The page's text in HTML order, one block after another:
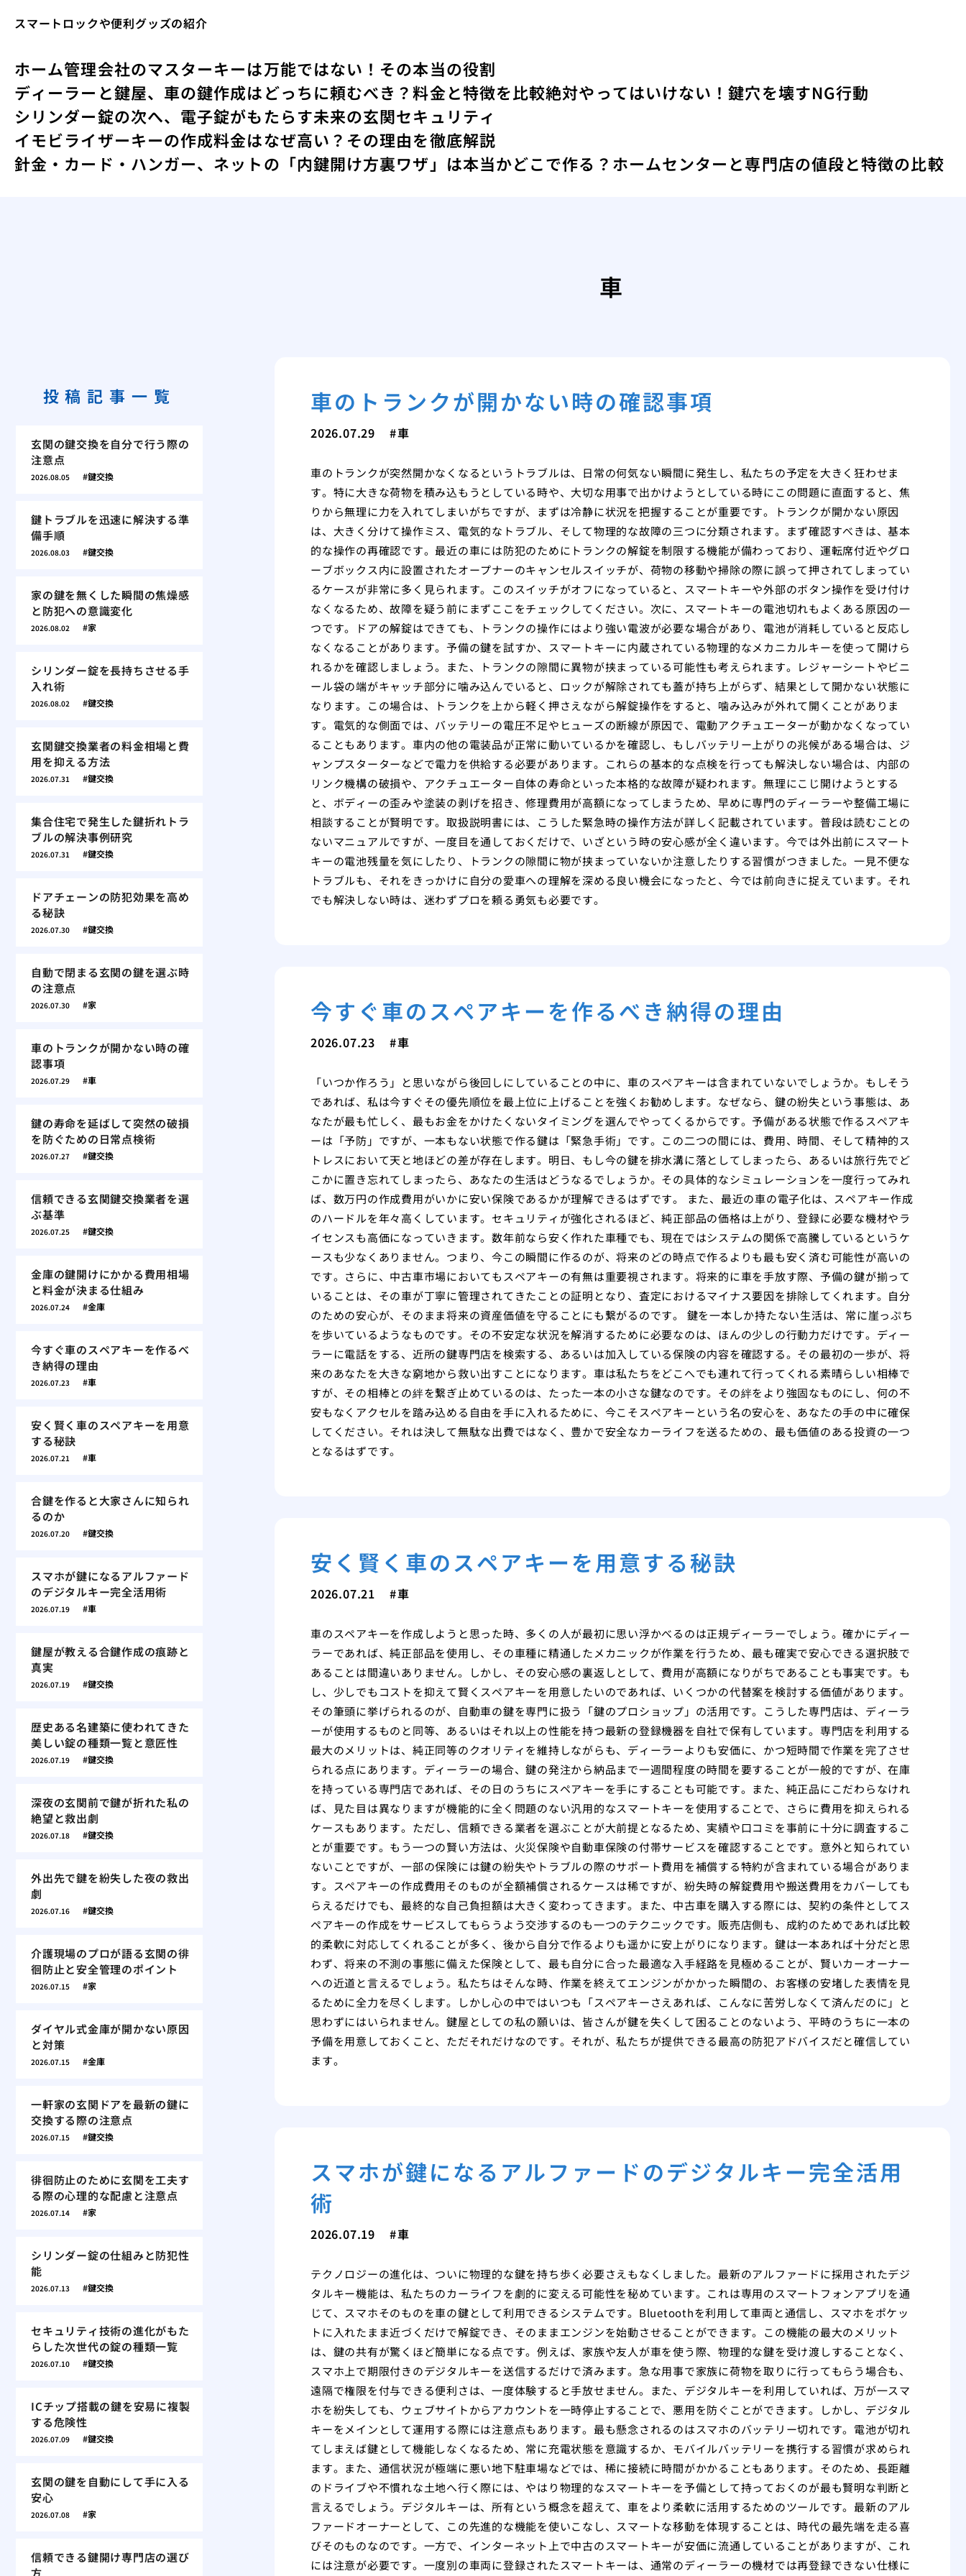
スマートロックや便利グッズの紹介
ホーム管理会社のマスターキーは万能ではない！その本当の役割
ディーラーと鍵屋、車の鍵作成はどっちに頼むべき？料金と特徴を比較絶対やってはいけない！鍵穴を壊すNG行動
シリンダー錠の次へ、電子錠がもたらす未来の玄関セキュリティ
イモビライザーキーの作成料金はなぜ高い？その理由を徹底解説
針金・カード・ハンガー、ネットの「内鍵開け方裏ワザ」は本当かどこで作る？ホームセンターと専門店の値段と特徴の比較
車
車のトランクが開かない時の確認事項
2026.07.29 車
車のトランクが突然開かなくなるというトラブルは、日常の何気ない瞬間に発生し、私たちの予定を大きく狂わせま
す。特に大きな荷物を積み込もうとしている時や、大切な用事で出かけようとしている時にこの問題に直面すると、焦
りから無理に力を入れてしまいがちですが、まずは冷静に状況を把握することが重要です。トランクが開かない原因
は、大きく分けて操作ミス、電気的なトラブル、そして物理的な故障の三つに分類されます。まず確認すべきは、基本
的な操作の再確認です。最近の車には防犯のためにトランクの解錠を制限する機能が備わっており、運転席付近やグロ
ーブボックス内に設置されたオープナーのキャンセルスイッチが、荷物の移動や掃除の際に誤って押されてしまってい
るケースが非常に多く見られます。このスイッチがオフになっていると、スマートキーや外部のボタン操作を受け付け
なくなるため、故障を疑う前にまずここをチェックしてください。次に、スマートキーの電池切れもよくある原因の一
つです。ドアの解錠はできても、トランクの操作にはより強い電波が必要な場合があり、電池が消耗していると反応し
なくなることがあります。予備の鍵を試すか、スマートキーに内蔵されている物理的なメカニカルキーを使って開けら
れるかを確認しましょう。また、トランクの隙間に異物が挟まっている可能性も考えられます。レジャーシートやビニ
ール袋の端がキャッチ部分に噛み込んでいると、ロックが解除されても蓋が持ち上がらず、結果として開かない状態に
なります。この場合は、トランクを上から軽く押さえながら解錠操作をすると、噛み込みが外れて開くことがありま
す。電気的な側面では、バッテリーの電圧不足やヒューズの断線が原因で、電動アクチュエーターが動かなくなってい
ることもあります。車内の他の電装品が正常に動いているかを確認し、もしバッテリー上がりの兆候がある場合は、ジ
ャンプスターターなどで電力を供給する必要があります。これらの基本的な点検を行っても解決しない場合は、内部の
リンク機構の破損や、アクチュエーター自体の寿命といった本格的な故障が疑われます。無理にこじ開けようとする
と、ボディーの歪みや塗装の剥げを招き、修理費用が高額になってしまうため、早めに専門のディーラーや整備工場に
相談することが賢明です。取扱説明書には、こうした緊急時の操作方法が詳しく記載されています。普段は読むことの
ないマニュアルですが、一度目を通しておくだけで、いざという時の安心感が全く違います。今では外出前にスマート
キーの電池残量を気にしたり、トランクの隙間に物が挟まっていないか注意したりする習慣がつきました。一見不便な
トラブルも、それをきっかけに自分の愛車への理解を深める良い機会になったと、今では前向きに捉えています。それ
でも解決しない時は、迷わずプロを頼る勇気も必要です。
今すぐ車のスペアキーを作るべき納得の理由
2026.07.23 車
「いつか作ろう」と思いながら後回しにしていることの中に、車のスペアキーは含まれていないでしょうか。もしそう
であれば、私は今すぐその優先順位を最上位に上げることを強くお勧めします。なぜなら、鍵の紛失という事態は、あ
なたが最も忙しく、最もお金をかけたくないタイミングを選んでやってくるからです。予備がある状態で作るスペアキ
ーは「予防」ですが、一本もない状態で作る鍵は「緊急手術」です。この二つの間には、費用、時間、そして精神的ス
トレスにおいて天と地ほどの差が存在します。明日、もし今の鍵を排水溝に落としてしまったら、あるいは旅行先でど
こかに置き忘れてしまったら、あなたの生活はどうなるでしょうか。その具体的なシミュレーションを一度行ってみれ
ば、数万円の作成費用がいかに安い保険であるかが理解できるはずです。 また、最近の車の電子化は、スペアキー作成
のハードルを年々高くしています。セキュリティが強化されるほど、純正部品の価格は上がり、登録に必要な機材やラ
イセンスも高価になっていきます。数年前なら安く作れた車種でも、現在ではシステムの関係で高騰しているというケ
ースも少なくありません。つまり、今この瞬間に作るのが、将来のどの時点で作るよりも最も安く済む可能性が高いの
です。さらに、中古車市場においてもスペアキーの有無は重要視されます。将来的に車を手放す際、予備の鍵が揃って
いることは、その車が丁寧に管理されてきたことの証明となり、査定におけるマイナス要因を排除してくれます。自分
のための安心が、そのまま将来の資産価値を守ることにも繋がるのです。 鍵を一本しか持たない生活は、常に崖っぷち
を歩いているようなものです。その不安定な状況を解消するために必要なのは、ほんの少しの行動力だけです。ディー
ラーに電話をする、近所の鍵専門店を検索する、あるいは加入している保険の内容を確認する。その最初の一歩が、将
来のあなたを大きな窮地から救い出すことになります。車は私たちをどこへでも連れて行ってくれる素晴らしい相棒で
すが、その相棒との絆を繋ぎ止めているのは、たった一本の小さな鍵なのです。その絆をより強固なものにし、何の不
安もなくアクセルを踏み込める自由を手に入れるために、今こそスペアキーという名の安心を、あなたの手の中に確保
してください。それは決して無駄な出費ではなく、豊かで安全なカーライフを送るための、最も価値のある投資の一つ
となるはずです。
安く賢く車のスペアキーを用意する秘訣
2026.07.21 車
車のスペアキーを作成しようと思った時、多くの人が最初に思い浮かべるのは正規ディーラーでしょう。確かにディー
ラーであれば、純正部品を使用し、その車種に精通したメカニックが作業を行うため、最も確実で安心できる選択肢で
あることは間違いありません。しかし、その安心感の裏返しとして、費用が高額になりがちであることも事実です。も
し、少しでもコストを抑えて賢くスペアキーを用意したいのであれば、いくつかの代替案を検討する価値があります。
その筆頭に挙げられるのが、自動車の鍵を専門に扱う「鍵のプロショップ」の活用です。こうした専門店は、ディーラ
ーが使用するものと同等、あるいはそれ以上の性能を持つ最新の登録機器を自社で保有しています。専門店を利用する
最大のメリットは、純正同等のクオリティを維持しながらも、ディーラーよりも安価に、かつ短時間で作業を完了させ
られる点にあります。ディーラーの場合、鍵の発注から納品まで一週間程度の時間を要することが一般的ですが、在庫
を持っている専門店であれば、その日のうちにスペアキーを手にすることも可能です。また、純正品にこだわらなけれ
ば、見た目は異なりますが機能的に全く問題のない汎用的なスマートキーを使用することで、さらに費用を抑えられる
ケースもあります。ただし、信頼できる業者を選ぶことが大前提となるため、実績や口コミを事前に十分に調査するこ
とが重要です。もう一つの賢い方法は、火災保険や自動車保険の付帯サービスを確認することです。意外と知られてい
ないことですが、一部の保険には鍵の紛失やトラブルの際のサポート費用を補償する特約が含まれている場合がありま
す。スペアキーの作成費用そのものが全額補償されるケースは稀ですが、紛失時の解錠費用や搬送費用をカバーしても
らえるだけでも、最終的な自己負担額は大きく変わってきます。また、中古車を購入する際には、契約の条件としてス
ペアキーの作成をサービスしてもらうよう交渉するのも一つのテクニックです。販売店側も、成約のためであれば比較
的柔軟に対応してくれることが多く、後から自分で作るよりも遥かに安上がりになります。鍵は一本あれば十分だと思
わず、将来の不測の事態に備えた保険として、最も自分に合った最適な入手経路を見極めることが、賢いカーオーナー
への近道と言えるでしょう。私たちはそんな時、作業を終えてエンジンがかかった瞬間の、お客様の安堵した表情を見
るために全力を尽くします。しかし心の中ではいつも「スペアキーさえあれば、こんなに苦労しなくて済んだのに」と
思わずにはいられません。鍵屋としての私の願いは、皆さんが鍵を失くして困ることのないよう、平時のうちに一本の
予備を用意しておくこと、ただそれだけなのです。それが、私たちが提供できる最高の防犯アドバイスだと確信してい
ます。
スマホが鍵になるアルファードのデジタルキー完全活用
術
2026.07.19 車
テクノロジーの進化は、ついに物理的な鍵を持ち歩く必要さえもなくしました。最新のアルファードに採用されたデジ
タルキー機能は、私たちのカーライフを劇的に変える可能性を秘めています。これは専用のスマートフォンアプリを通
じて、スマホそのものを車の鍵として利用できるシステムです。Bluetoothを利用して車両と通信し、スマホをポケッ
トに入れたまま近づくだけで解錠でき、そのままエンジンを始動させることができます。この機能の最大のメリット
は、鍵の共有が驚くほど簡単になる点です。例えば、家族や友人が車を使う際、物理的な鍵を受け渡しすることなく、
スマホ上で期限付きのデジタルキーを送信するだけで済みます。急な用事で家族に荷物を取りに行ってもらう場合も、
遠隔で権限を付与できる便利さは、一度体験すると手放せません。また、デジタルキーを利用していれば、万が一スマ
ホを紛失しても、ウェブサイトからアカウントを一時停止することで、悪用を防ぐことができます。しかし、デジタル
キーをメインとして運用する際には注意点もあります。最も懸念されるのはスマホのバッテリー切れです。電池が切れ
てしまえば鍵として機能しなくなるため、常に充電状態を意識するか、モバイルバッテリーを携行する習慣が求められ
ます。また、通信状況が極端に悪い地下駐車場などでは、稀に接続に時間がかかることもあります。そのため、長距離
のドライブや不慣れな土地へ行く際には、やはり物理的なスマートキーを予備として持っておくのが最も賢明な判断と
言えるでしょう。デジタルキーは、所有という概念を超えて、車をより柔軟に活用するためのツールです。最新のアル
ファードオーナーとして、この先進的な機能を使いこなし、スマートな移動を体現することは、時代の最先端を走る喜
びそのものなのです。一方で、インターネット上で中古のスマートキーが安価に流通していることがありますが、これ
には注意が必要です。一度別の車両に登録されたスマートキーは、通常のディーラーの機材では再登録できない仕様に
投稿記事一覧
玄関の鍵交換を自分で行う際の
注意点
2026.08.05 鍵交換
鍵トラブルを迅速に解決する準
備手順
2026.08.03 鍵交換
家の鍵を無くした瞬間の焦燥感
と防犯への意識変化
2026.08.02 家
シリンダー錠を長持ちさせる手
入れ術
2026.08.02 鍵交換
玄関鍵交換業者の料金相場と費
用を抑える方法
2026.07.31 鍵交換
集合住宅で発生した鍵折れトラ
ブルの解決事例研究
2026.07.31 鍵交換
ドアチェーンの防犯効果を高め
る秘訣
2026.07.30 鍵交換
自動で閉まる玄関の鍵を選ぶ時
の注意点
2026.07.30 家
車のトランクが開かない時の確
認事項
2026.07.29 車
鍵の寿命を延ばして突然の破損
を防ぐための日常点検術
2026.07.27 鍵交換
信頼できる玄関鍵交換業者を選
ぶ基準
2026.07.25 鍵交換
金庫の鍵開けにかかる費用相場
と料金が決まる仕組み
2026.07.24 金庫
今すぐ車のスペアキーを作るべ
き納得の理由
2026.07.23 車
安く賢く車のスペアキーを用意
する秘訣
2026.07.21 車
合鍵を作ると大家さんに知られ
るのか
2026.07.20 鍵交換
スマホが鍵になるアルファード
のデジタルキー完全活用術
2026.07.19 車
鍵屋が教える合鍵作成の痕跡と
真実
2026.07.19 鍵交換
歴史ある名建築に使われてきた
美しい錠の種類一覧と意匠性
2026.07.19 鍵交換
深夜の玄関前で鍵が折れた私の
絶望と救出劇
2026.07.18 鍵交換
外出先で鍵を紛失した夜の救出
劇
2026.07.16 鍵交換
介護現場のプロが語る玄関の徘
徊防止と安全管理のポイント
2026.07.15 家
ダイヤル式金庫が開かない原因
と対策
2026.07.15 金庫
一軒家の玄関ドアを最新の鍵に
交換する際の注意点
2026.07.15 鍵交換
徘徊防止のために玄関を工夫す
る際の心理的な配慮と注意点
2026.07.14 家
シリンダー錠の仕組みと防犯性
能
2026.07.13 鍵交換
セキュリティ技術の進化がもた
らした次世代の錠の種類一覧
2026.07.10 鍵交換
ICチップ搭載の鍵を安易に複製
する危険性
2026.07.09 鍵交換
玄関の鍵を自動にして手に入る
安心
2026.07.08 家
信頼できる鍵開け専門店の選び
方